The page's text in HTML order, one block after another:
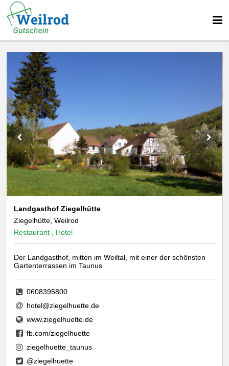
Landgasthof Ziegelhütte
Ziegelhütte, Weilrod
Restaurant , Hotel
Der Landgasthof, mitten im Weiltal, mit einer der schönsten
Gartenterrassen im Taunus
0608395800
hotel@ziegelhuette.de
www.ziegelhuette.de
fb.com/ziegelhuette
ziegelhuette_taunus
@ziegelhuette